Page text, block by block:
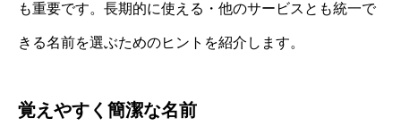
も重要です。長期的に使える・他のサービスとも統一で
きる名前を選ぶためのヒントを紹介します。
覚えやすく簡潔な名前